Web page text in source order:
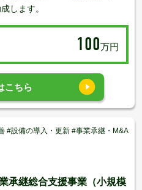
します。
100万円
こちら
#設備の導入・更新 #事業承継・M&A
承継総合支援事業（小規模